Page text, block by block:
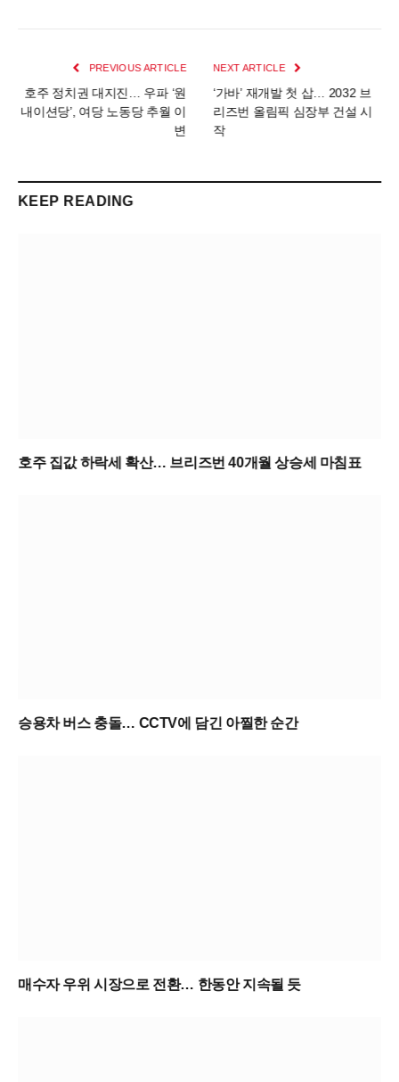
PREVIOUS ARTICLE
호주 정치권 대지진… 우파 ‘원
내이션당’, 여당 노동당 추월 이
변
NEXT ARTICLE
‘가바’ 재개발 첫 삽… 2032 브
리즈번 올림픽 심장부 건설 시
작
KEEP READING
호주 집값 하락세 확산… 브리즈번 40개월 상승세 마침표
승용차 버스 충돌… CCTV에 담긴 아찔한 순간
매수자 우위 시장으로 전환… 한동안 지속될 듯